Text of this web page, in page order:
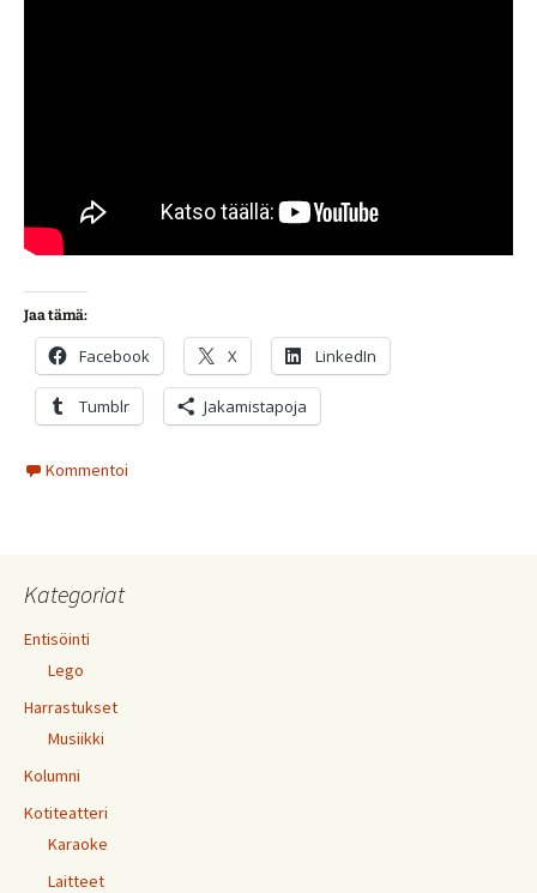
Jaa tämä:
Facebook X LinkedIn
Tumblr Jakamistapoja
Kommentoi
Kategoriat
Entisöinti
Lego
Harrastukset
Musiikki
Kolumni
Kotiteatteri
Karaoke
Laitteet